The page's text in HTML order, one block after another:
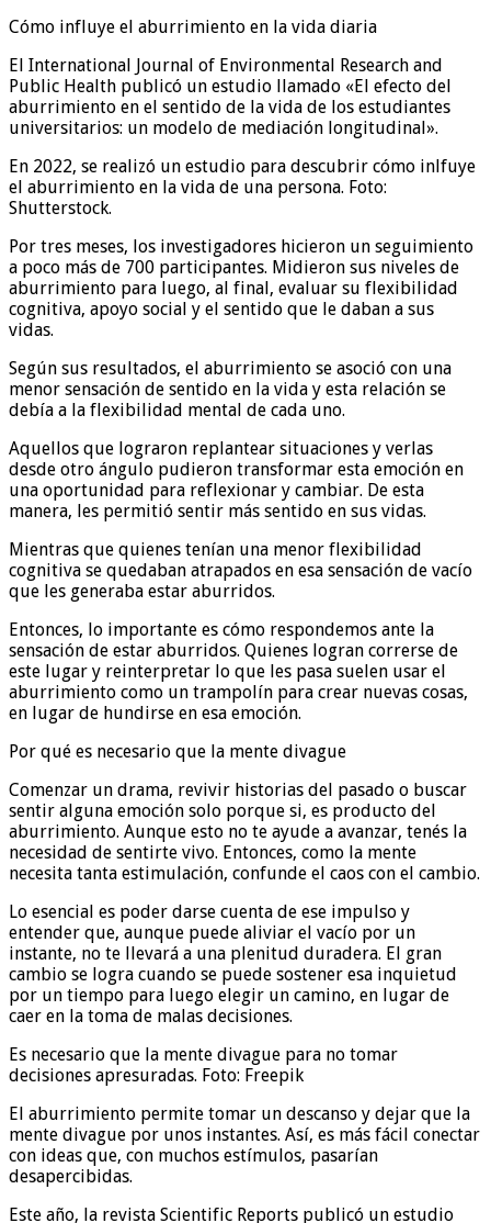
Cómo influye el aburrimiento en la vida diaria
El International Journal of Environmental Research and
Public Health publicó un estudio llamado «El efecto del
aburrimiento en el sentido de la vida de los estudiantes
universitarios: un modelo de mediación longitudinal».
En 2022, se realizó un estudio para descubrir cómo inlfuye
el aburrimiento en la vida de una persona. Foto:
Shutterstock.
Por tres meses, los investigadores hicieron un seguimiento
a poco más de 700 participantes. Midieron sus niveles de
aburrimiento para luego, al final, evaluar su flexibilidad
cognitiva, apoyo social y el sentido que le daban a sus
vidas.
Según sus resultados, el aburrimiento se asoció con una
menor sensación de sentido en la vida y esta relación se
debía a la flexibilidad mental de cada uno.
Aquellos que lograron replantear situaciones y verlas
desde otro ángulo pudieron transformar esta emoción en
una oportunidad para reflexionar y cambiar. De esta
manera, les permitió sentir más sentido en sus vidas.
Mientras que quienes tenían una menor flexibilidad
cognitiva se quedaban atrapados en esa sensación de vacío
que les generaba estar aburridos.
Entonces, lo importante es cómo respondemos ante la
sensación de estar aburridos. Quienes logran correrse de
este lugar y reinterpretar lo que les pasa suelen usar el
aburrimiento como un trampolín para crear nuevas cosas,
en lugar de hundirse en esa emoción.
Por qué es necesario que la mente divague
Comenzar un drama, revivir historias del pasado o buscar
sentir alguna emoción solo porque si, es producto del
aburrimiento. Aunque esto no te ayude a avanzar, tenés la
necesidad de sentirte vivo. Entonces, como la mente
necesita tanta estimulación, confunde el caos con el cambio.
Lo esencial es poder darse cuenta de ese impulso y
entender que, aunque puede aliviar el vacío por un
instante, no te llevará a una plenitud duradera. El gran
cambio se logra cuando se puede sostener esa inquietud
por un tiempo para luego elegir un camino, en lugar de
caer en la toma de malas decisiones.
Es necesario que la mente divague para no tomar
decisiones apresuradas. Foto: Freepik
El aburrimiento permite tomar un descanso y dejar que la
mente divague por unos instantes. Así, es más fácil conectar
con ideas que, con muchos estímulos, pasarían
desapercibidas.
Este año, la revista Scientific Reports publicó un estudio